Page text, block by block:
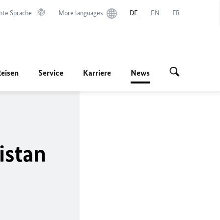
Sprache More languages DE EN FR
Service Karriere News